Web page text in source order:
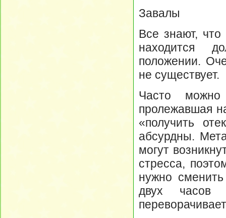
Завалы
Все знают,
находится
положении.
не существует.
Часто
пролежавшая
«получить
абсурдны.
могут
стресса,
нужно
двух часов